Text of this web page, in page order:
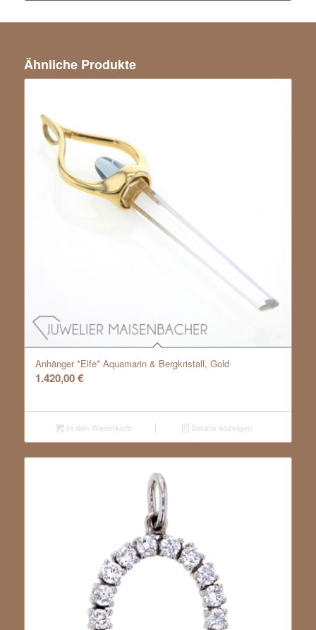
Ähnliche Produkte
Anhänger *Elfe* Aquamarin & Bergkristall, Gold
1.420,00€
In den Warenkorb Details anzeigen